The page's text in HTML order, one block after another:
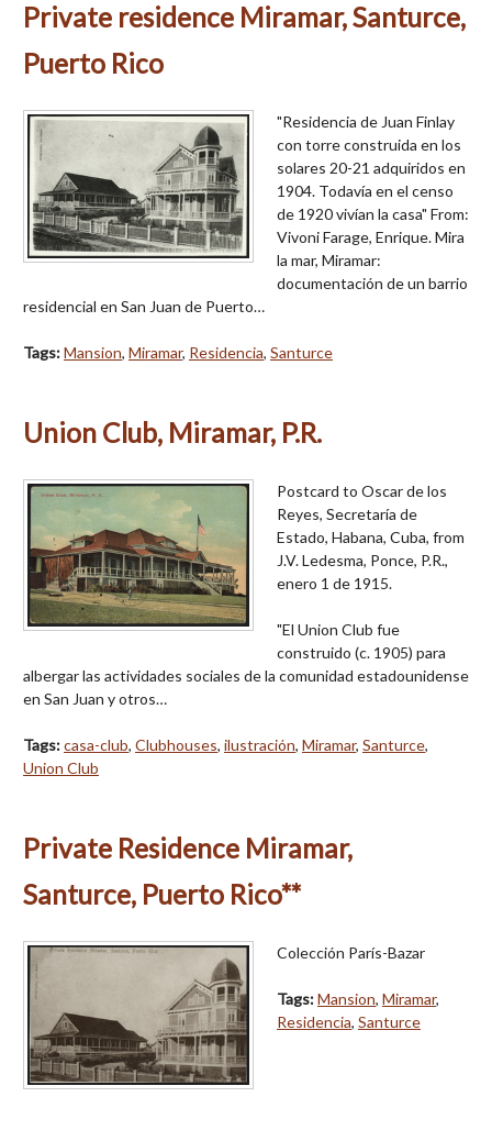
Private residence Miramar, Santurce,
Puerto Rico
"Residencia de Juan Finlay
con torre construida en los
solares 20-21 adquiridos en
1904. Todavía en el censo
de 1920 vivían la casa" From:
Vivoni Farage, Enrique. Mira
la mar, Miramar:
documentación de un barrio
residencial en San Juan de Puerto…
Tags:Mansion, Miramar, Residencia, Santurce
Union Club, Miramar, P.R.
Postcard to Oscar de los
Reyes, Secretaría de
Estado, Habana, Cuba, from
J.V. Ledesma, Ponce, P.R.,
enero 1 de 1915.
"El Union Club fue
construido (c. 1905) para
albergar las actividades sociales de la comunidad estadounidense
en San Juan y otros…
Tags:casa-club, Clubhouses, ilustración, Miramar, Santurce,
Union Club
Private Residence Miramar,
Santurce, Puerto Rico**
Colección París-Bazar
Tags:Mansion, Miramar,
Residencia, Santurce